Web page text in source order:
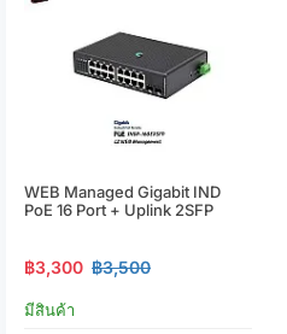
WEB Managed Gigabit IND
PoE 16 Port + Uplink 2SFP
฿3,300 ฿3,500
มีสินค้า